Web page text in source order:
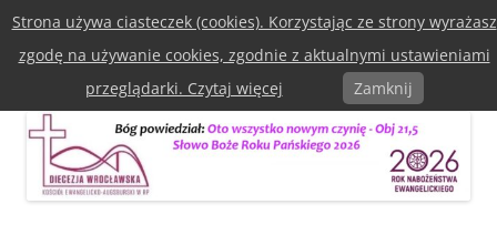
do
treściDiecezja Wrocławska Kościoła
Ewangelicko-Augsburska w RP
Menu
Strona używa ciasteczek (cookies). Korzystając ze strony wyrażasz
zgodę na używanie cookies, zgodnie z aktualnymi ustawieniami
przeglądarki. Czytaj więcej
Zamknij